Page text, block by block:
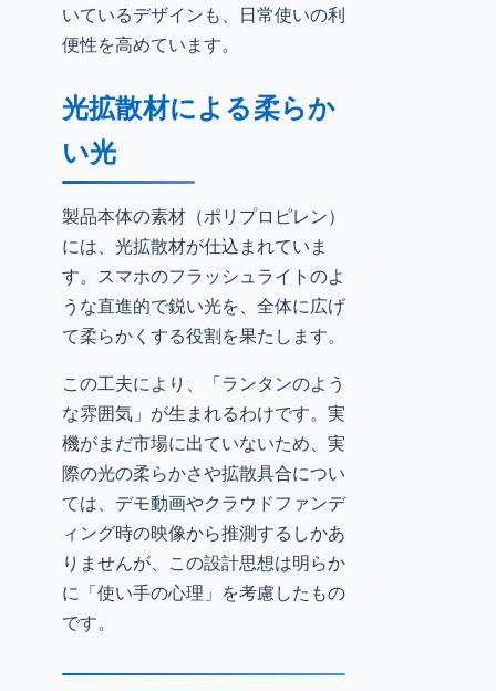
いているデザインも、日常使いの利
便性を高めています。
光拡散材による柔らか
い光
製品本体の素材（ポリプロピレン）
には、光拡散材が仕込まれていま
す。スマホのフラッシュライトのよ
うな直進的で鋭い光を、全体に広げ
て柔らかくする役割を果たします。
この工夫により、「ランタンのよう
な雰囲気」が生まれるわけです。実
機がまだ市場に出ていないため、実
際の光の柔らかさや拡散具合につい
ては、デモ動画やクラウドファンデ
ィング時の映像から推測するしかあ
りませんが、この設計思想は明らか
に「使い手の心理」を考慮したもの
です。